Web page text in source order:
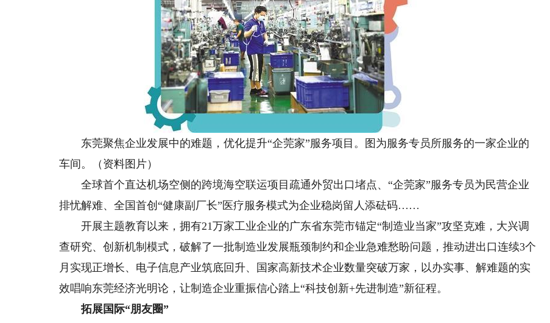
东莞聚焦企业发展中的难题，优化提升“企莞家”服务项目。图为服务专员所服务的一家企业的
车间。（资料图片）
全球首个直达机场空侧的跨境海空联运项目疏通外贸出口堵点、“企莞家”服务专员为民营企业
排忧解难、全国首创“健康副厂长”医疗服务模式为企业稳岗留人添砝码……
开展主题教育以来，拥有21万家工业企业的广东省东莞市锚定“制造业当家”攻坚克难，大兴调
查研究、创新机制模式，破解了一批制造业发展瓶颈制约和企业急难愁盼问题，推动进出口连续3个
月实现正增长、电子信息产业筑底回升、国家高新技术企业数量突破万家，以办实事、解难题的实
效唱响东莞经济光明论，让制造企业重振信心踏上“科技创新+先进制造”新征程。
拓展国际“朋友圈”